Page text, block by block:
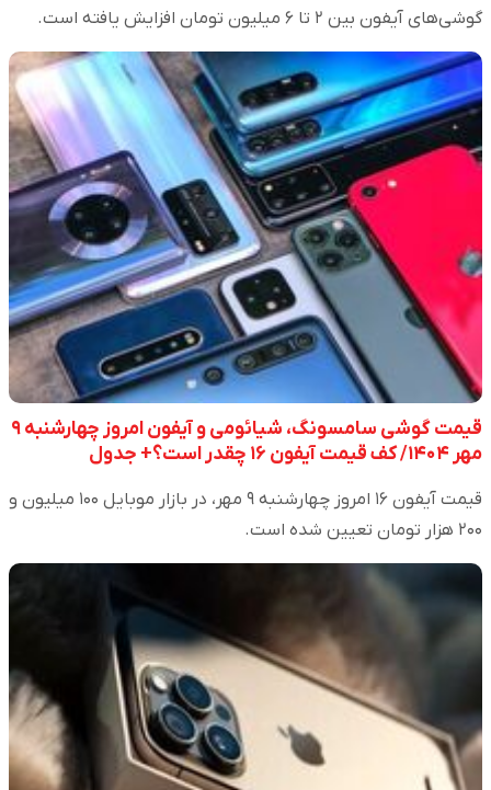
گوشی‌های آیفون بین ۲ تا ۶ میلیون تومان افزایش یافته است.
قیمت گوشی سامسونگ، شیائومی و آیفون امروز چهارشنبه ۹
مهر ۱۴۰۴/ کف قیمت آیفون ۱۶ چقدر است؟+ جدول
قیمت آیفون ۱۶ امروز چهارشنبه ۹ مهر، در بازار موبایل ۱۰۰ میلیون و
۲۰۰ هزار تومان تعیین شده است.